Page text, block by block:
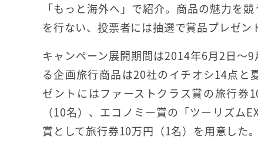
「もっと海外へ」で紹介。商品の魅力を
を行ない、投票者には抽選で賞品プレゼン
キャンペーン展開期間は2014年6月2日～
る企画旅行商品は20社のイチオシ14点と
ゼントにはファーストクラス賞の旅行券
（10名）、エコノミー賞の「ツーリズム
賞として旅行券10万円（1名）を用意した